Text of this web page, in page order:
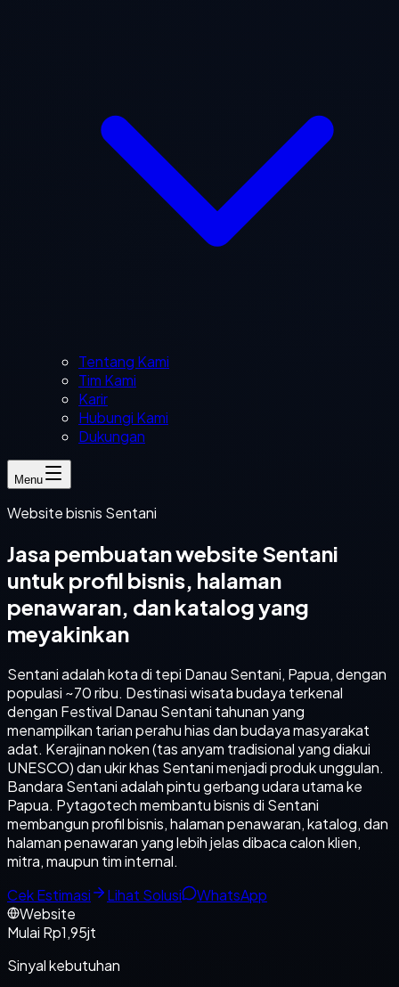
Tentang Kami
Tim Kami
Karir
Hubungi Kami
Dukungan
Menu
Website bisnis Sentani
Jasa pembuatan website Sentani
untuk profil bisnis, halaman
penawaran, dan katalog yang
meyakinkan
Sentani adalah kota di tepi Danau Sentani, Papua, dengan
populasi ~70 ribu. Destinasi wisata budaya terkenal
dengan Festival Danau Sentani tahunan yang
menampilkan tarian perahu hias dan budaya masyarakat
adat. Kerajinan noken (tas anyam tradisional yang diakui
UNESCO) dan ukir khas Sentani menjadi produk unggulan.
Bandara Sentani adalah pintu gerbang udara utama ke
Papua. Pytagotech membantu bisnis di Sentani
membangun profil bisnis, halaman penawaran, katalog, dan
halaman penawaran yang lebih jelas dibaca calon klien,
mitra, maupun tim internal.
Cek Estimasi
Lihat Solusi
WhatsApp
Website
Mulai Rp1,95jt
Sinyal kebutuhan